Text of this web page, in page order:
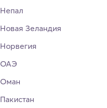
Непал
Новая Зеландия
Норвегия
ОАЭ
Оман
Пакистан